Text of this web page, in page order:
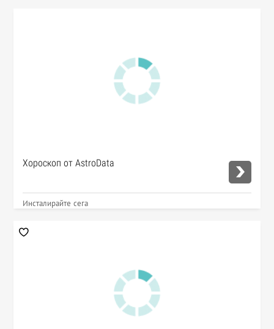
Хороскоп от AstroData
Инсталирайте сега